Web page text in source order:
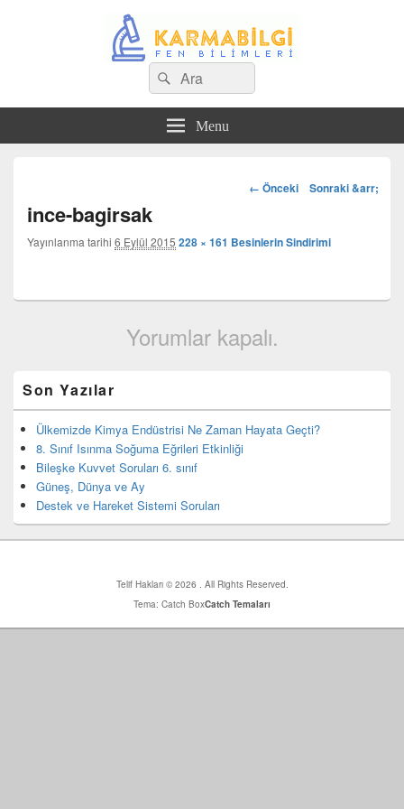
Search
for:
Ara
Menu
Görsel
← Önceki Sonraki &arr;
ince-bagirsak
Yayınlanma tarihi 6 Eylül 2015 228 × 161 Besinlerin Sindirimi
Yorumlar kapalı.
yan
bar
eklenti
bölgesi
Son Yazılar
Ülkemizde Kimya Endüstrisi Ne Zaman Hayata Geçti?
8. Sınıf Isınma Soğuma Eğrileri Etkinliği
Bileşke Kuvvet Soruları 6. sınıf
Güneş, Dünya ve Ay
Destek ve Hareket Sistemi Soruları
Telif Hakları © 2026 . All Rights Reserved.
Tema: Catch BoxCatch Temaları